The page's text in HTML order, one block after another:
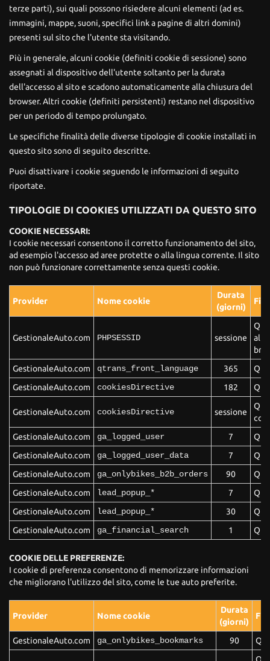
terze parti), sui quali possono risiedere alcuni elementi (ad es.
immagini, mappe, suoni, specifici link a pagine di altri domini)
presenti sul sito che l'utente sta visitando.
Più in generale, alcuni cookie (definiti cookie di sessione) sono
assegnati al dispositivo dell'utente soltanto per la durata
dell'accesso al sito e scadono automaticamente alla chiusura del
browser. Altri cookie (definiti persistenti) restano nel dispositivo
per un periodo di tempo prolungato.
Le specifiche finalità delle diverse tipologie di cookie installati in
questo sito sono di seguito descritte.
Puoi disattivare i cookie seguendo le informazioni di seguito
riportate.
TIPOLOGIE DI COOKIES UTILIZZATI DA QUESTO SITO
COOKIE NECESSARI:
I cookie necessari consentono il corretto funzionamento del sito,
ad esempio l'accesso ad aree protette o alla lingua corrente. Il sito
non può funzionare correttamente senza questi cookie.
Provider Nome cookie
Durata
(giorni)
GestionaleAuto.com PHPSESSID sessione
allo
GestionaleAuto.com
qtrans_front_language 365
GestionaleAuto.com
cookiesDirective 182
GestionaleAuto.com cookiesDirective sessione
GestionaleAuto.com
ga_logged_user 7
GestionaleAuto.com
ga_logged_user_data 7
GestionaleAuto.com
ga_onlybikes_b2b_orders 90
GestionaleAuto.com
lead_popup_* 7
GestionaleAuto.com
lead_popup_* 30
GestionaleAuto.com
ga_financial_search 1
COOKIE DELLE PREFERENZE:
I cookie di preferenza consentono di memorizzare informazioni
che migliorano l'utilizzo del sito, come le tue auto preferite.
Provider Nome cookie
Durata
(giorni)
GestionaleAuto.com ga_onlybikes_bookmarks 90